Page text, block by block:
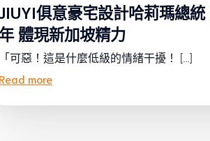
JIUYI俱意豪宅設計哈莉瑪總
年 體現新加坡精力
「可惡！這是什麼低級的情緒干擾！ […]
more